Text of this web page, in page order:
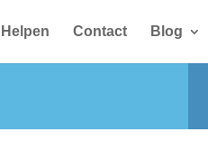
Helpen Contact Blog